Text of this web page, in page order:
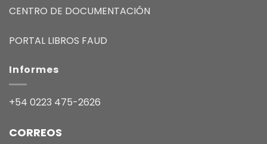
CENTRO DE DOCUMENTACIÓN
PORTAL LIBROS FAUD
Informes
+54 0223 475-2626
CORREOS